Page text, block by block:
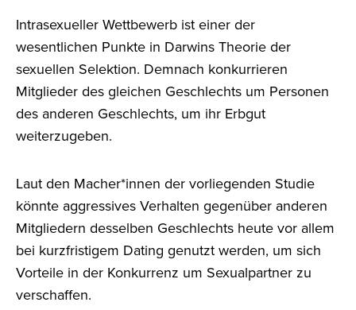
Intrasexueller Wettbewerb ist einer der
wesentlichen Punkte in Darwins Theorie der
sexuellen Selektion. Demnach konkurrieren
Mitglieder des gleichen Geschlechts um Personen
des anderen Geschlechts, um ihr Erbgut
weiterzugeben.
Laut den Macher*innen der vorliegenden Studie
könnte aggressives Verhalten gegenüber anderen
Mitgliedern desselben Geschlechts heute vor allem
bei kurzfristigem Dating genutzt werden, um sich
Vorteile in der Konkurrenz um Sexualpartner zu
verschaffen.